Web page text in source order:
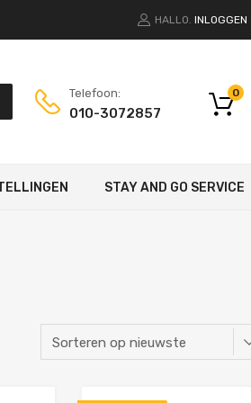
HALLO. INLOGGEN
Telefoon:
010-3072857
0
STAY AND GO SERVICE